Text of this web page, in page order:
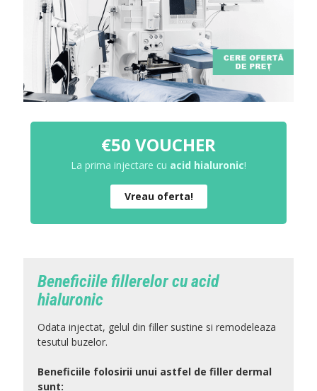
€50 VOUCHER
La prima injectare cu acid hialuronic!
Vreau oferta!
Beneficiile fillerelor cu acid
hialuronic
Odata injectat, gelul din filler sustine si remodeleaza
tesutul buzelor.
Beneficiile folosirii unui astfel de filler dermal
sunt: